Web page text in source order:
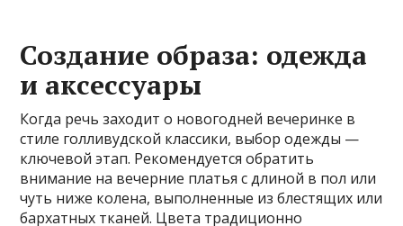
Создание образа: одежда
и аксессуары
Когда речь заходит о новогодней вечеринке в
стиле голливудской классики, выбор одежды —
ключевой этап. Рекомендуется обратить
внимание на вечерние платья с длиной в пол или
чуть ниже колена, выполненные из блестящих или
бархатных тканей. Цвета традиционно